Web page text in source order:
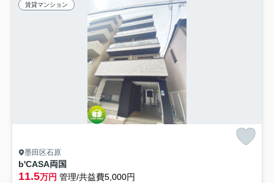
賃貸マンション
墨田区石原
b'CASA両国
11.5万円 管理/共益費5,000円